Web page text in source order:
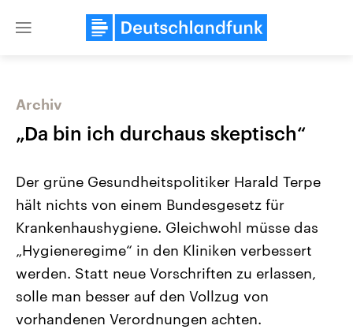
Close
Landtagswahl Sachsen-Anhalt
2026
Alle Informationen
Sachsen-Anhalt wählt am 6.
September 2026 einen neuen
USA
Aktuelle Beiträge,
Hintergründe
Wirtschaftlich und
gehören die Vereinigten
Archiv
„Da bin ich durchaus skeptisch“
Der grüne Gesundheitspolitiker Harald Terpe
hält nichts von einem Bundesgesetz für
Krankenhaushygiene. Gleichwohl müsse das
„Hygieneregime“ in den Kliniken verbessert
werden. Statt neue Vorschriften zu erlassen,
solle man besser auf den Vollzug von
vorhandenen Verordnungen achten.